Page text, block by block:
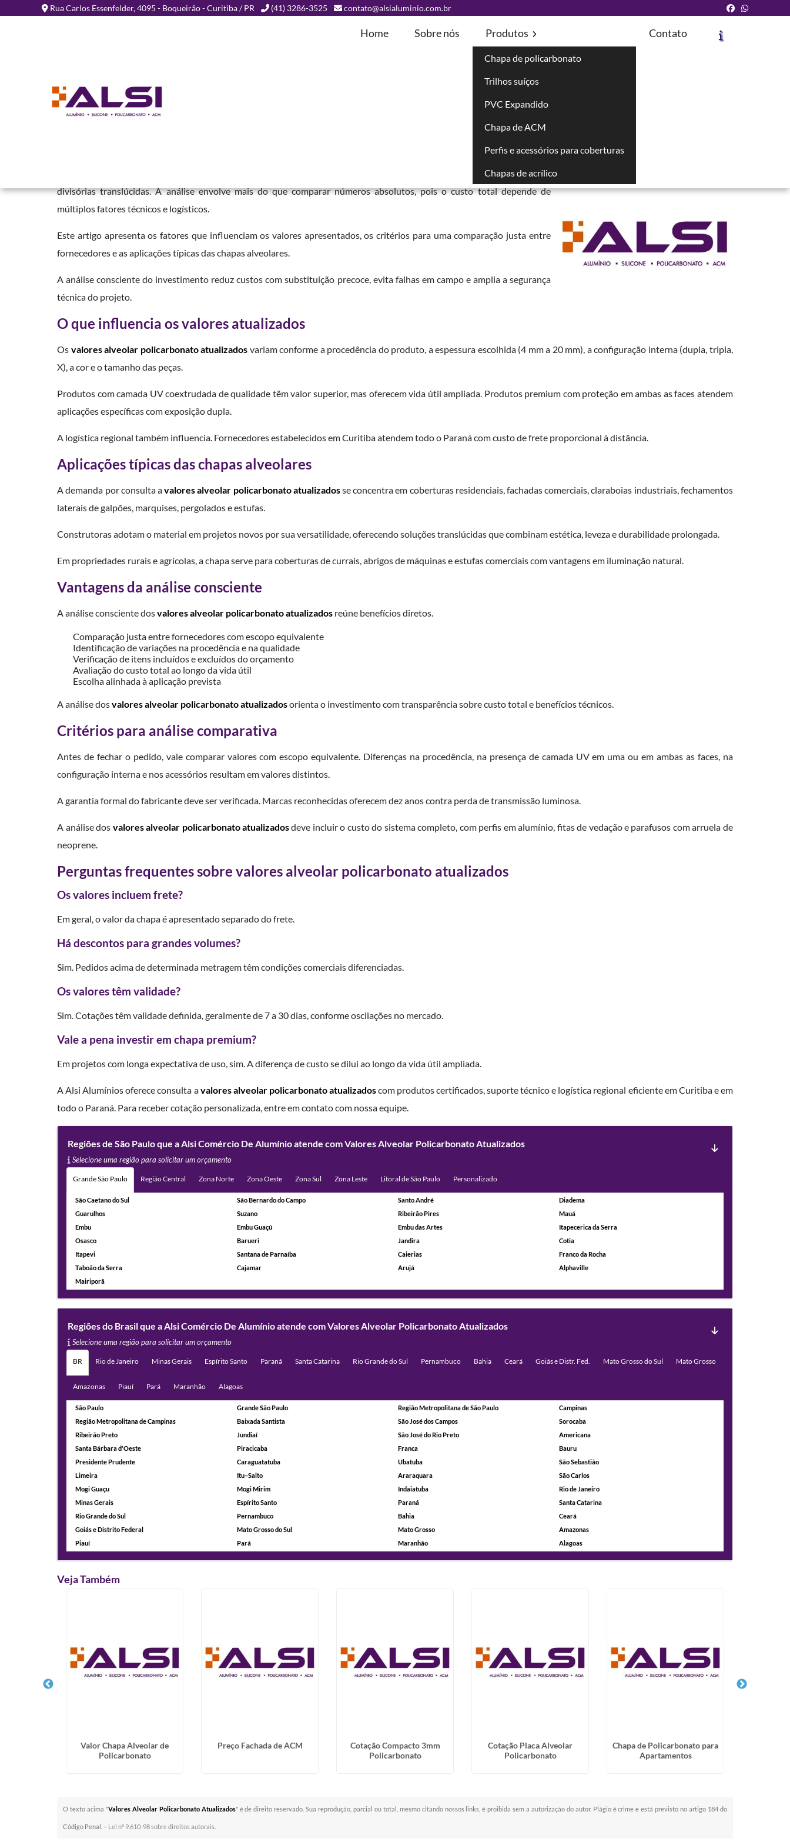
Rua Carlos Essenfelder, 4095 - Boqueirão - Curitiba / PR (41) 3286-3525 contato@alsialuminio.com.br
Home Sobre nós Produtos
Chapa de policarbonato
Trilhos suíços
PVC Expandido
Chapa de ACM
Perfis e acessórios para coberturas
Chapas de acrílico
Contato
Valores Alveolar Policarbonato
Atualizados
Solicite um Orçamento
é o primeiro passo no planejamento de coberturas, fachadas e
divisórias translúcidas. A análise envolve mais do que comparar números absolutos, pois o custo total depende de
múltiplos fatores técnicos e logísticos.
Este artigo apresenta os fatores que influenciam os valores apresentados, os critérios para uma comparação justa entre
fornecedores e as aplicações típicas das chapas alveolares.
A análise consciente do investimento reduz custos com substituição precoce, evita falhas em campo e amplia a segurança
técnica do projeto.
O que influencia os valores atualizados
Os valores alveolar policarbonato atualizados variam conforme a procedência do produto, a espessura escolhida (4 mm a 20 mm), a configuração interna (dupla, tripla,
X), a cor e o tamanho das peças.
Produtos com camada UV coextrudada de qualidade têm valor superior, mas oferecem vida útil ampliada. Produtos premium com proteção em ambas as faces atendem
aplicações específicas com exposição dupla.
A logística regional também influencia. Fornecedores estabelecidos em Curitiba atendem todo o Paraná com custo de frete proporcional à distância.
Aplicações típicas das chapas alveolares
A demanda por consulta avalores alveolar policarbonato atualizadosse concentra em coberturas residenciais, fachadas comerciais, claraboias industriais, fechamentos
laterais de galpões, marquises, pergolados e estufas.
Construtoras adotam o material em projetos novos por sua versatilidade, oferecendo soluções translúcidas que combinam estética, leveza e durabilidade prolongada.
Em propriedades rurais e agrícolas, a chapa serve para coberturas de currais, abrigos de máquinas e estufas comerciais com vantagens em iluminação natural.
Vantagens da análise consciente
A análise consciente dosvalores alveolar policarbonato atualizados reúne benefícios diretos.
Comparação justa entre fornecedores com escopo equivalente
Identificação de variações na procedência e na qualidade
Verificação de itens incluídos e excluídos do orçamento
Avaliação do custo total ao longo da vida útil
Escolha alinhada à aplicação prevista
A análise dosvalores alveolar policarbonato atualizadosorienta o investimento com transparência sobre custo total e benefícios técnicos.
Critérios para análise comparativa
Antes de fechar o pedido, vale comparar valores com escopo equivalente. Diferenças na procedência, na presença de camada UV em uma ou em ambas as faces, na
configuração interna e nos acessórios resultam em valores distintos.
A garantia formal do fabricante deve ser verificada. Marcas reconhecidas oferecem dez anos contra perda de transmissão luminosa.
A análise dos valores alveolar policarbonato atualizadosdeve incluir o custo do sistema completo, com perfis em alumínio, fitas de vedação e parafusos com arruela de
neoprene.
Perguntas frequentes sobre valores alveolar policarbonato atualizados
Os valores incluem frete?
Em geral, o valor da chapa é apresentado separado do frete.
Há descontos para grandes volumes?
Sim. Pedidos acima de determinada metragem têm condições comerciais diferenciadas.
Os valores têm validade?
Sim. Cotações têm validade definida, geralmente de 7 a 30 dias, conforme oscilações no mercado.
Vale a pena investir em chapa premium?
Em projetos com longa expectativa de uso, sim. A diferença de custo se dilui ao longo da vida útil ampliada.
A Alsi Alumínios oferece consulta avalores alveolar policarbonato atualizadoscom produtos certificados, suporte técnico e logística regional eficiente em Curitiba e em
todo o Paraná. Para receber cotação personalizada, entre em contato com nossa equipe.
Regiões de São Paulo que a Alsi Comércio De Alumínio atende com Valores Alveolar Policarbonato Atualizados
Selecione uma região para solicitar um orçamento
Grande São Paulo Região Central Zona Norte Zona Oeste Zona Sul Zona Leste Litoral de São Paulo Personalizado
São Caetano do Sul São Bernardo do Campo Santo André
Diadema
Guarulhos
Suzano Ribeirão Pires
Mauá
Embu
Embu Guaçú Embu das Artes
Itapecerica da Serra
Osasco
Barueri Jandira
Cotia
Itapevi
Santana de Parnaíba Caierias
Franco da Rocha
Taboão da Serra
Cajamar Arujá
Alphaville
Mairiporã
Regiões do Brasil que a Alsi Comércio De Alumínio atende com Valores Alveolar Policarbonato Atualizados
Selecione uma região para solicitar um orçamento
BR Rio de Janeiro Minas Gerais Espírito Santo Paraná Santa Catarina Rio Grande do Sul Pernambuco Bahia Ceará Goiás e Distr. Fed. Mato Grosso do Sul Mato Grosso
Amazonas Piauí Pará Maranhão Alagoas
São Paulo Grande São Paulo Região Metropolitana de São Paulo
Campinas
Região Metropolitana de Campinas
Baixada Santista São José dos Campos
Sorocaba
Ribeirão Preto
Jundiaí São José do Rio Preto
Americana
Santa Bárbara d'Oeste
Piracicaba Franca
Bauru
Presidente Prudente
Caraguatatuba Ubatuba
São Sebastião
Limeira
Itu–Salto Araraquara
São Carlos
Mogi Guaçu
Mogi Mirim Indaiatuba
Rio de Janeiro
Minas Gerais
Espírito Santo Paraná
Santa Catarina
Rio Grande do Sul
Pernambuco Bahia
Ceará
Goiás e Distrito Federal
Mato Grosso do Sul Mato Grosso
Amazonas
Piauí
Pará Maranhão Alagoas
Veja Também
Valor Chapa Alveolar de
Policarbonato
Preço Fachada de ACM
Cotação Compacto 3mm
Policarbonato
Cotação Placa Alveolar
Policarbonato
Chapa de Policarbonato para
Apartamentos
O texto acima "Valores Alveolar Policarbonato Atualizados" é de direito reservado. Sua reprodução, parcial ou total, mesmo citando nossos links, é proibida sem a autorização do autor. Plágio é crime e está previsto no artigo 184 do
Código Penal. – Lei n° 9.610-98 sobre direitos autorais